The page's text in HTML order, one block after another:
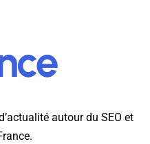
autour du SEO et